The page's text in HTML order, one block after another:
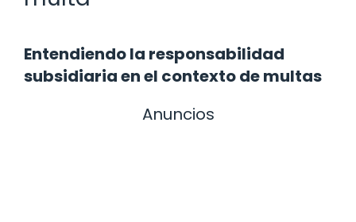
Entendiendo la responsabilidad
subsidiaria en el contexto de multas
Anuncios